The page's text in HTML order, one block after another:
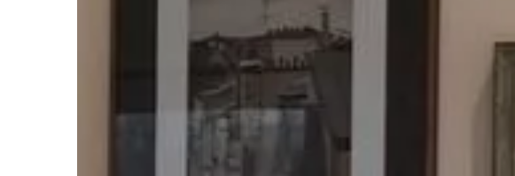
żeby mieć ładne, zadbane dłonie.
Jednak gdy nadchodzimy zima, często
mamy problem z tym, […]